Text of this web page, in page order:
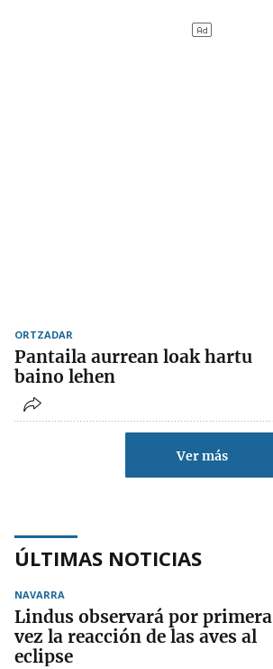
ORTZADAR
Pantaila aurrean loak hartu
baino lehen
Ver más
ÚLTIMAS NOTICIAS
NAVARRA
Lindus observará por primera
vez la reacción de las aves al
eclipse